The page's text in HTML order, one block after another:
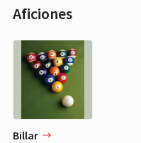
Aficiones
Billar